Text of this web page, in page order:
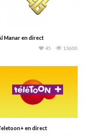
Manar en direct
13600
45
en direct